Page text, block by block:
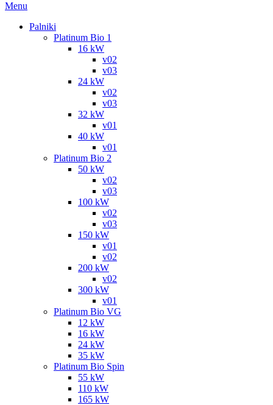
Menu
Palniki
Platinum Bio 1
16 kW
v02
v03
24 kW
v02
v03
32 kW
v01
40 kW
v01
Platinum Bio 2
50 kW
v02
v03
100 kW
v02
v03
150 kW
v01
v02
200 kW
v02
300 kW
v01
Platinum Bio VG
12 kW
16 kW
24 kW
35 kW
Platinum Bio Spin
55 kW
110 kW
165 kW